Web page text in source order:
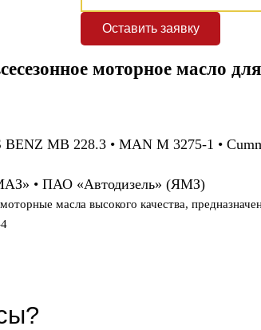
Оставить заявку
моторное масло
MB 228.3 • MAN M 3275-1 •
• ПАО «Автодизель» (ЯМЗ)
масла высокого качества,